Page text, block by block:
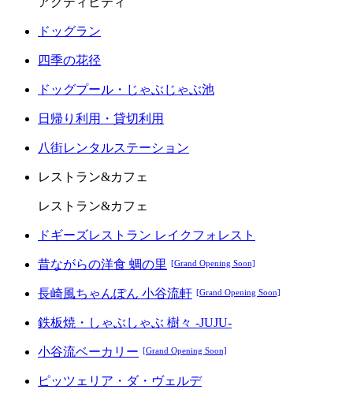
ドッグラン
四季の花径
ドッグプール・じゃぶじゃぶ池
日帰り利用・貸切利用
八街レンタルステーション
レストラン&カフェ
レストラン&カフェ
ドギーズレストラン レイクフォレスト
昔ながらの洋食 蜩の里 [Grand Opening Soon]
長崎風ちゃんぽん 小谷流軒 [Grand Opening Soon]
鉄板焼・しゃぶしゃぶ 樹々 -JUJU-
小谷流ベーカリー [Grand Opening Soon]
ピッツェリア・ダ・ヴェルデ